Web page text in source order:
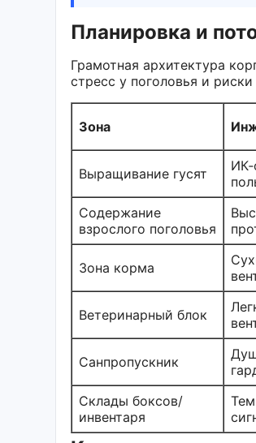
Планировка и
Грамотная архитектура
стресс у поголовья и
Зона
Выращивание гусят
Содержание
взрослого поголовья
Зона корма
Ветеринарный блок
Санпропускник
Склады боксов/
инвентаря